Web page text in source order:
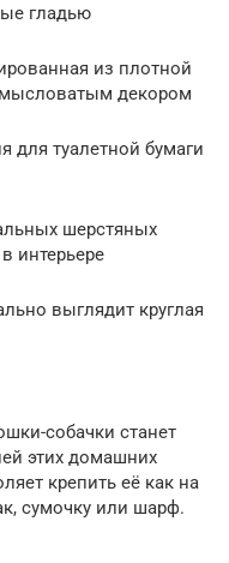
гладью
из плотной
декором
для туалетной бумаги
шерстяных
интерьере
выглядит круглая
собачки станет
этих домашних
крепить её как на
сумочку или шарф.